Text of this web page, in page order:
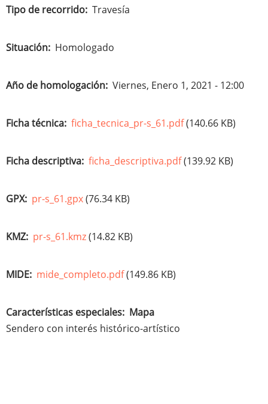
Tipo de recorrido Travesía
Situación Homologado
Año de homologación Viernes, Enero 1, 2021 - 12:00
Ficha técnica ficha_tecnica_pr-s_61.pdf(140.66 KB)
Ficha descriptiva ficha_descriptiva.pdf(139.92 KB)
GPX pr-s_61.gpx(76.34 KB)
KMZ pr-s_61.kmz(14.82 KB)
MIDE mide_completo.pdf(149.86 KB)
Características especiales
Sendero con interés histórico-artístico
Mapa